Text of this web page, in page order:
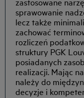
sprawowanie
lecz także
zachować
rozliczeń
struktury PGK
posiadanych
realizacji. Mając
należy do
decyzje i